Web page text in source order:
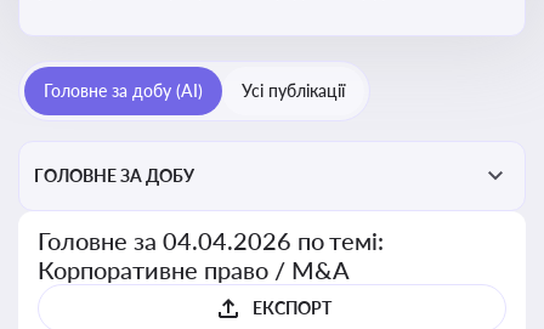
обов’язків мажоритарних і міноритарних акціонерів,
впливу змін у правовому полі на корпоративне
Головне за добу (AI) Усі публікації
ГОЛОВНЕ ЗА ДОБУ
Головне за 04.04.2026 по темі:
Корпоративне право / M&A
ЕКСПОРТ